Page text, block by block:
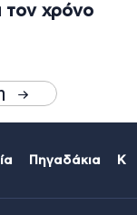
τον χρόνο
Πηγαδάκια